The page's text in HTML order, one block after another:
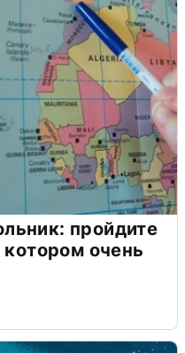
пройдите
котором очень